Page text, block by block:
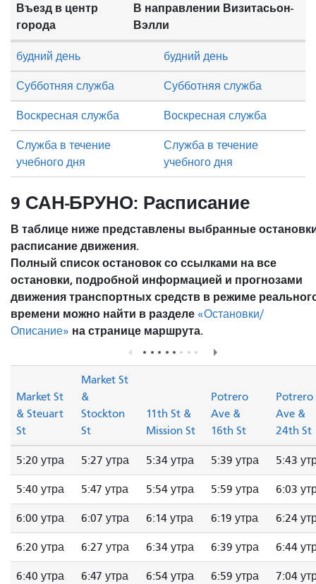
Въезд в центр
города
В направлении Визитасьон-
Вэлли
Субботняя служба Субботняя служба
Воскресная служба Воскресная служба
будний день будний день
Служба в течение
учебного дня
Служба в течение
учебного дня
9 САН-БРУНО: Расписание
В таблице ниже представлены выбранные
расписание движения.
Полный список остановок со ссылками на все
остановки, подробной информацией и прогнозами
движения транспортных средств в режиме
времени можно найти в разделе «Остановки/
Описание» на странице маршрута.
Market St
& Steuart
St
Market St
&
Stockton
St
11th St &
Mission St
Potrero
Ave &
16th St
Potrero
Ave &
24th St
5:20 утра 5:27 утра 5:34 утра 5:39 утра 5:43
5:40 утра 5:47 утра 5:54 утра 5:59 утра 6:03
6:00 утра 6:07 утра 6:14 утра 6:19 утра 6:24
6:20 утра 6:27 утра 6:34 утра 6:39 утра 6:44
6:40 утра 6:47 утра 6:54 утра 6:59 утра 7:04